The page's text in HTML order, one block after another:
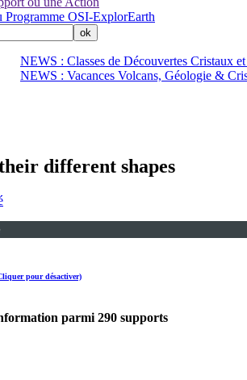
Programme OSI-ExplorEarth
NEWS : Classes de Découvertes Cristaux
NEWS : Vacances Volcans, Géologie &
different shapes
pour désactiver)
parmi 290 supports